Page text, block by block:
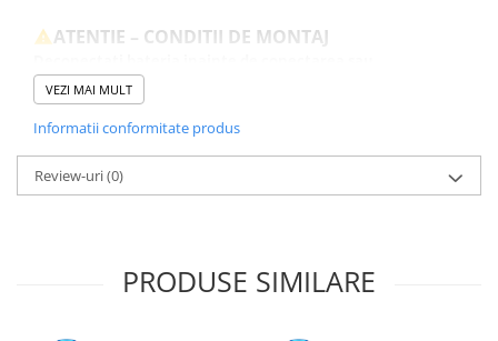
ATENTIE – CONDITII DE MONTAJ
deconectarea oricarei componente.
Testati produsul inainte de montajul final, fara a indeparta foliile
de protectie, sigiliile sau etichetele.
necesita cunostinte si echipamente specifice domeniului
reparatiilor GSM.
Garantia se ofera doar in cazul in care produsul a fost montat
intr-un service GSM.
VEZI MAI MULT
Informatii conformitate produs
Review-uri(0)
PRODUSE SIMILARE